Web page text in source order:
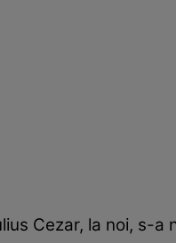
Cezar, la noi, s-